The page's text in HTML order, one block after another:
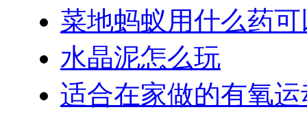
菜地蚂蚁用什么药
水晶泥怎么玩
适合在家做的有氧运